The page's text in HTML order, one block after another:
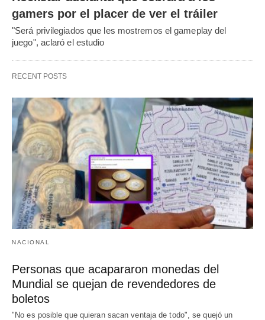
gamers por el placer de ver el tráiler
"Será privilegiados que les mostremos el gameplay del
juego", aclaró el estudio
RECENT POSTS
NACIONAL
Personas que acapararon monedas del
Mundial se quejan de revendedores de
boletos
"No es posible que quieran sacan ventaja de todo", se quejó un